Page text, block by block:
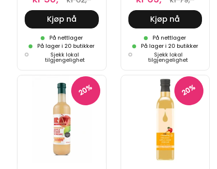
Kjøp nå
På nettlager
På lager i 20 butikker
Sjekk lokal
tilgjengelighet
Kjøp nå
På nettlager
På lager i 20 butikker
Sjekk lokal
tilgjengelighet
20% 20%